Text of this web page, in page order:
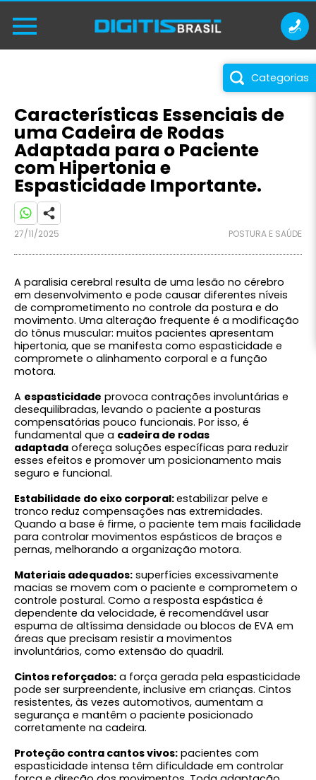
Características Essenciais de
uma Cadeira de Rodas
Adaptada para o Paciente
com Hipertonia e
Espasticidade Importante.
27/11/2025 POSTURA E SAÚDE
A paralisia cerebral resulta de uma lesão no cérebro
em desenvolvimento e pode causar diferentes níveis
de comprometimento no controle da postura e do
movimento. Uma alteração frequente é a modificação
do tônus muscular: muitos pacientes apresentam
hipertonia, que se manifesta como espasticidade e
compromete o alinhamento corporal e a função
motora.
A espasticidade provoca contrações involuntárias e
desequilibradas, levando o paciente a posturas
compensatórias pouco funcionais. Por isso, é
fundamental que a cadeira de rodas
adaptada ofereça soluções específicas para reduzir
esses efeitos e promover um posicionamento mais
seguro e funcional.
Estabilidade do eixo corporal:estabilizar pelve e
tronco reduz compensações nas extremidades.
Quando a base é firme, o paciente tem mais facilidade
para controlar movimentos espásticos de braços e
pernas, melhorando a organização motora.
Materiais adequados: superfícies excessivamente
macias se movem com o paciente e comprometem o
controle postural. Como a resposta espástica é
dependente da velocidade, é recomendável usar
espuma de altíssima densidade ou blocos de EVA em
áreas que precisam resistir a movimentos
involuntários, como extensão do quadril.
Cintos reforçados: a força gerada pela espasticidade
pode ser surpreendente, inclusive em crianças. Cintos
resistentes, às vezes automotivos, aumentam a
segurança e mantêm o paciente posicionado
corretamente na cadeira.
Proteção contra cantos vivos: pacientes com
espasticidade intensa têm dificuldade em controlar
Categorias